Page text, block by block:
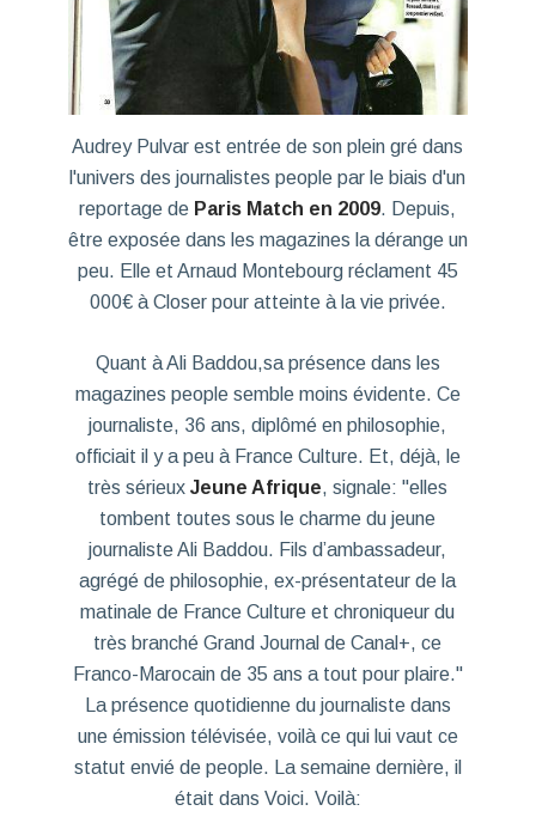
Audrey Pulvar est entrée de son plein gré dans
l'univers des journalistes people par le biais d'un
reportage de Paris Match en 2009. Depuis,
être exposée dans les magazines la dérange un
peu. Elle et Arnaud Montebourg réclament 45
000€ à Closer pour atteinte à la vie privée.
Quant à Ali Baddou,sa présence dans les
magazines people semble moins évidente. Ce
journaliste, 36 ans, diplômé en philosophie,
officiait il y a peu à France Culture. Et, déjà, le
très sérieuxJeune Afrique, signale: "elles
tombent toutes sous le charme du jeune
journaliste Ali Baddou. Fils d’ambassadeur,
agrégé de philosophie, ex-présentateur de la
matinale de France Culture et chroniqueur du
très branché Grand Journal de Canal+, ce
Franco-Marocain de 35 ans a tout pour plaire."
La présence quotidienne du journaliste dans
une émission télévisée, voilà ce qui lui vaut ce
statut envié de people. La semaine dernière, il
était dans Voici. Voilà: